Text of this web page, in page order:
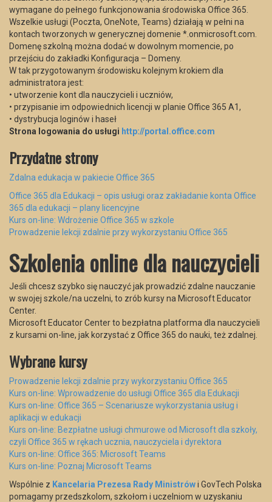
wymagane do pełnego funkcjonowania środowiska Office 365.
Wszelkie usługi (Poczta, OneNote, Teams) działają w pełni na
kontach tworzonych w generycznej domenie *.onmicrosoft.com.
Domenę szkolną można dodać w dowolnym momencie, po
przejściu do zakładki Konfiguracja – Domeny.
W tak przygotowanym środowisku kolejnym krokiem dla
administratora jest:
• utworzenie kont dla nauczycieli i uczniów,
• przypisanie im odpowiednich licencji w planie Office 365 A1,
• dystrybucja loginów i haseł
Strona logowania do usługi http://portal.office.com
Przydatne strony
Zdalna edukacja w pakiecie Office 365
Office 365 dla Edukacji – opis usługi oraz zakładanie konta Office
365 dla edukacji – plany licencyjne
Kurs on-line: Wdrożenie Office 365 w szkole
Prowadzenie lekcji zdalnie przy wykorzystaniu Office 365
Szkolenia online dla nauczycieli
Jeśli chcesz szybko się nauczyć jak prowadzić zdalne nauczanie
w swojej szkole/na uczelni, to zrób kursy na Microsoft Educator
Center.
Microsoft Educator Center to bezpłatna platforma dla nauczycieli
z kursami on-line, jak korzystać z Office 365 do nauki, też zdalnej.
Wybrane kursy
Prowadzenie lekcji zdalnie przy wykorzystaniu Office 365
Kurs on-line: Wprowadzenie do usługi Office 365 dla Edukacji
Kurs on-line: Office 365 – Scenariusze wykorzystania usług i
aplikacji w edukacji
Kurs on-line: Bezpłatne usługi chmurowe od Microsoft dla szkoły,
czyli Office 365 w rękach ucznia, nauczyciela i dyrektora
Kurs on-line: Office 365: Microsoft Teams
Kurs on-line: Poznaj Microsoft Teams
Wspólnie z Kancelaria Prezesa Rady Ministrówi GovTech Polska
pomagamy przedszkolom, szkołom i uczelniom w uzyskaniu